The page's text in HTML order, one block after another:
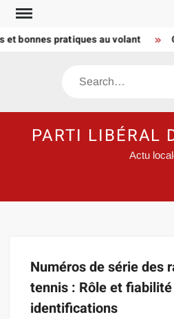
Skip
contentbonnes pratiques au volant
Search
PARTI LIBÉRAL
Actu
Numéros de série des
tennis : Rôle et
identifications